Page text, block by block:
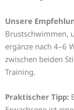
Unsere
Brustschwimmen,
ergänze nach 4–6
zwischen beiden
Training.
Praktischer Tipp: